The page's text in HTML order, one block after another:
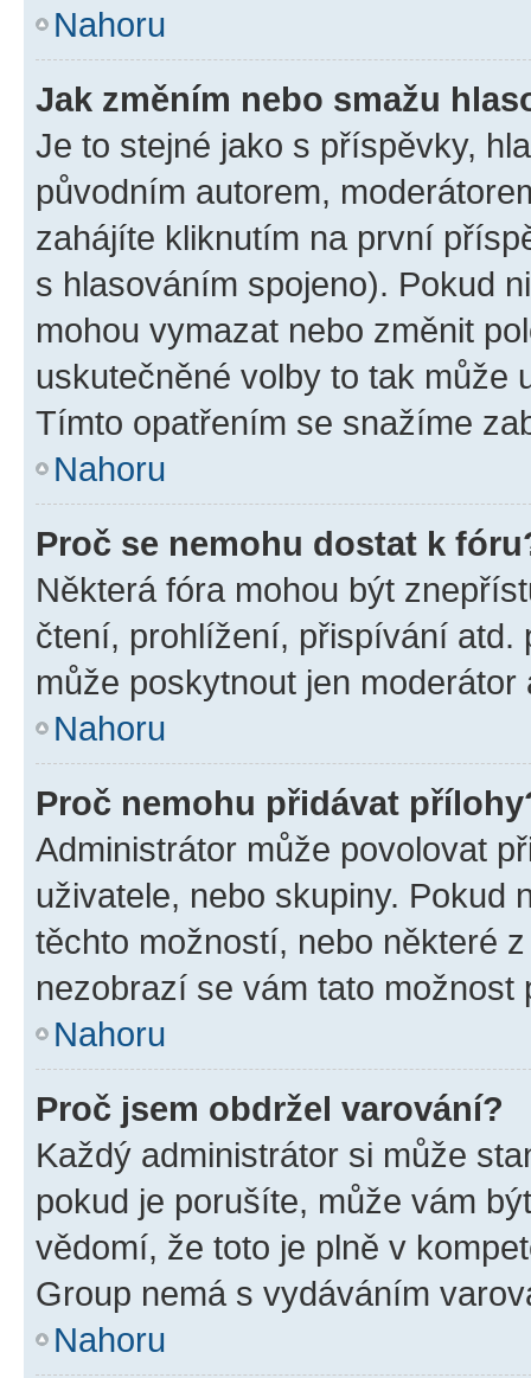
Nahoru
Jak změním nebo smažu
Je to stejné jako s příspěvky,
původním autorem,
zahájíte kliknutím na první
s hlasováním spojeno). Pokud
mohou vymazat nebo změnit
uskutečněné volby to tak může
Tímto opatřením se snažíme
Nahoru
Proč se nemohu dostat k
Některá fóra mohou být
čtení, prohlížení, přispívání atd.
může poskytnout jen
Nahoru
Proč nemohu přidávat
Administrátor může povolovat
uživatele, nebo skupiny. Pokud
těchto možností, nebo některé
nezobrazí se vám tato
Nahoru
Proč jsem obdržel varování?
Každý administrátor si může
pokud je porušíte, může vám
vědomí, že toto je plně v
Group nemá s vydáváním
Nahoru